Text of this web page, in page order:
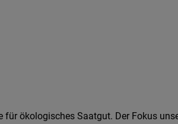
ökologisches Saatgut. Der Fokus